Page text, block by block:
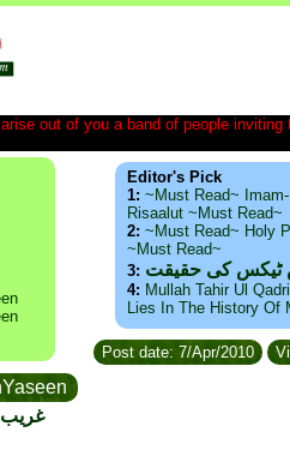
out of you a band of people
Editor's Pick
1: ~Must Read~
Risaalut ~Must Read~
2: ~Must Read~ Holy
~Must Read~
3: ٹیکس کی حقیقت
4: Mullah Tahir Ul
Lies In The History Of
Post date: 7/Apr/2010